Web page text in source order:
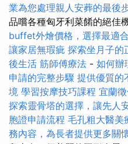
業為您處理親人安葬的最後
品嚐各種匈牙利菜餚的絕佳
buffet外燴價格，選擇最適
讓家居無瑕疵 探索坐月子的
後生活 筋師傅療法 - 如何辦
申請的完整步驟 提供優質的
境 學習按摩技巧課程 宜蘭
探索靈骨塔的選擇，讓先人
胞證申請流程 毛孔粗大醫美
務內容，為長者提供更多關